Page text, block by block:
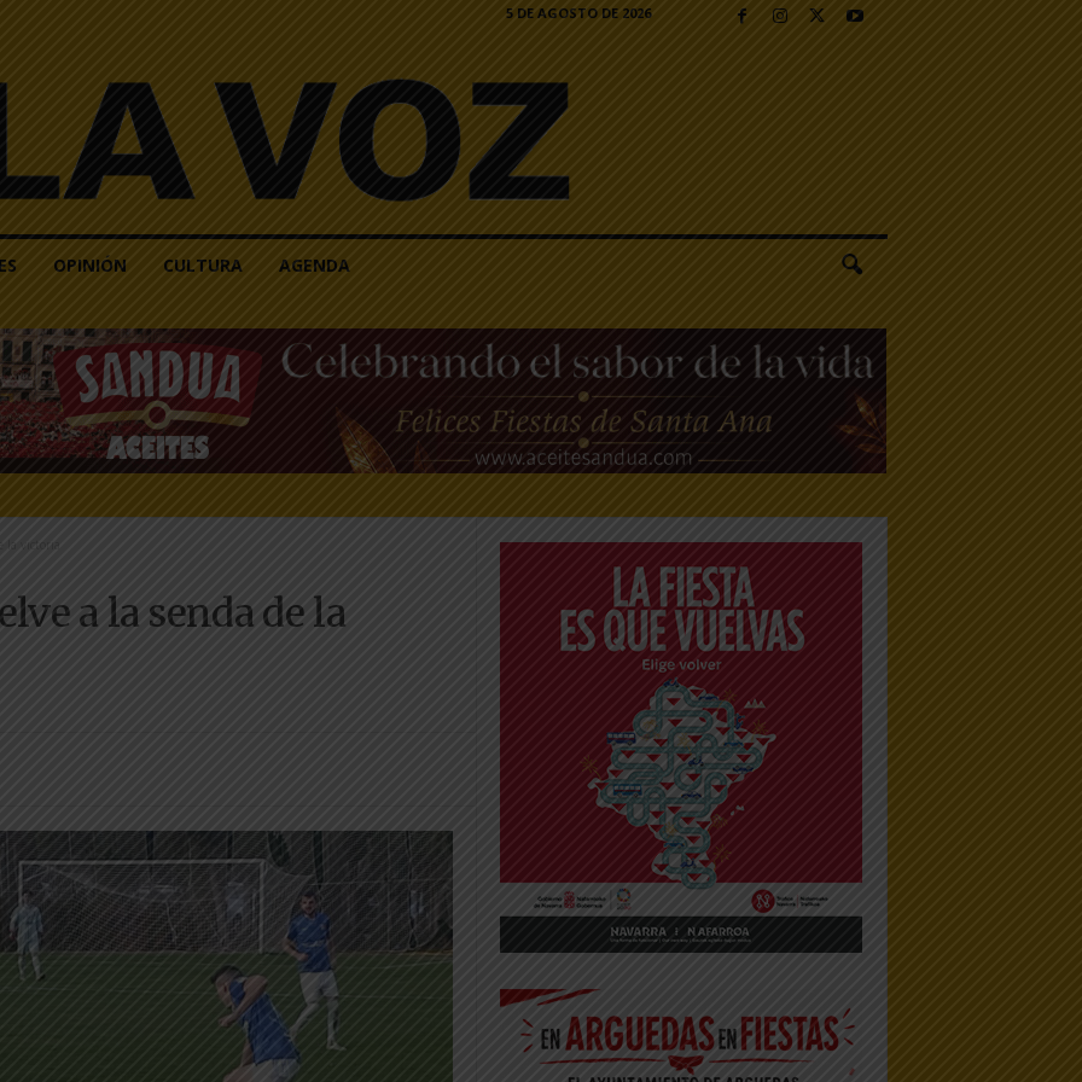
5 DE AGOSTO DE 2026
OPINIÓN CULTURA AGENDA
victoria
a la senda de la